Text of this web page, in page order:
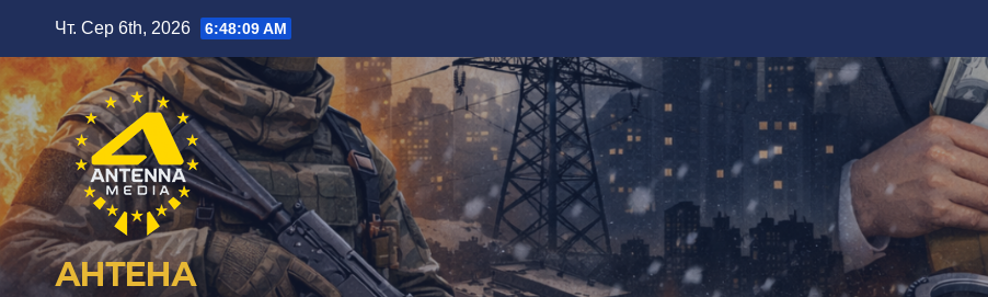
вмісту
Чт. Сер 6th, 2026 6:48:11 AM
АНТЕНА